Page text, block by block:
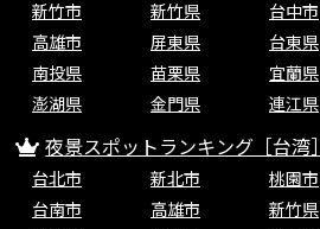
新竹市
新竹県 台中市
高雄市
屏東県 台東県
南投県
苗栗県 宜蘭県
澎湖県
金門県 連江県
夜景スポットランキング［台湾］
台北市 新北市 桃園市
台南市
高雄市 新竹県